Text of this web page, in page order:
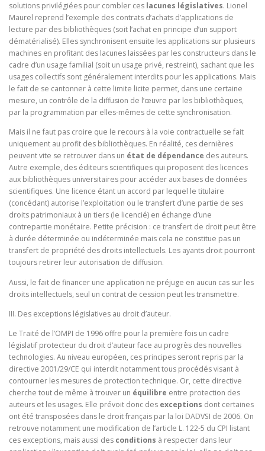
solutions privilégiées pour combler ces lacunes législatives. Lionel
Maurel reprend l’exemple des contrats d’achats d’applications de
lecture par des bibliothèques (soit l’achat en principe d’un support
dématérialisé). Elles synchronisent ensuite les applications sur plusieurs
machines en profitant des lacunes laissées par les constructeurs dans le
cadre d’un usage familial (soit un usage privé, restreint), sachant que les
usages collectifs sont généralement interdits pour les applications. Mais
le fait de se cantonner à cette limite licite permet, dans une certaine
mesure, un contrôle de la diffusion de l’œuvre par les bibliothèques,
par la programmation par elles-mêmes de cette synchronisation.
Mais il ne faut pas croire que le recours à la voie contractuelle se fait
uniquement au profit des bibliothèques. En réalité, ces dernières
peuvent vite se retrouver dans un état de dépendance des auteurs.
Autre exemple, des éditeurs scientifiques qui proposent des licences
aux bibliothèques universitaires pour accéder aux bases de données
scientifiques. Une licence étant un accord par lequel le titulaire
(concédant) autorise l’exploitation ou le transfert d’une partie de ses
droits patrimoniaux à un tiers (le licencié) en échange d’une
contrepartie monétaire. Petite précision : ce transfert de droit peut être
à durée déterminée ou indéterminée mais cela ne constitue pas un
transfert de propriété des droits intellectuels. Les ayants droit pourront
toujours retirer leur autorisation de diffusion.
Aussi, le fait de financer une application ne préjuge en aucun cas sur les
droits intellectuels, seul un contrat de cession peut les transmettre.
III. Des exceptions législatives au droit d’auteur.
Le Traité de l’OMPI de 1996 offre pour la première fois un cadre
législatif protecteur du droit d’auteur face au progrès des nouvelles
technologies. Au niveau européen, ces principes seront repris par la
directive 2001/29/CE qui interdit notamment tous procédés visant à
contourner les mesures de protection technique. Or, cette directive
cherche tout de même à trouver un équilibre entre protection des
auteurs et les usages. Elle prévoit donc des exceptions dont certaines
ont été transposées dans le droit français par la loi DADVSI de 2006. On
retrouve notamment une modification de l’article L. 122-5 du CPI listant
ces exceptions, mais aussi des conditions à respecter dans leur